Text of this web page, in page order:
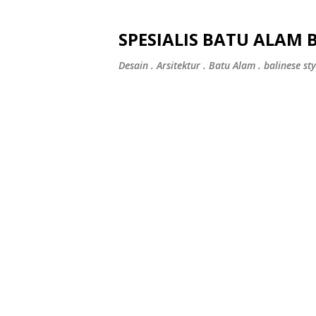
SPESIALIS BATU ALAM
Desain . Arsitektur . Batu Alam . balinese